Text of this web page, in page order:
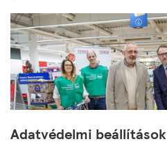
Adatvédelmi beállítások